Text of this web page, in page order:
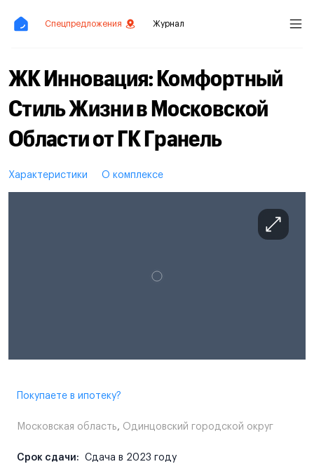
Спецпредложения Журнал
ЖК Инновация: Комфортный
Стиль Жизни в Московской
Области от ГК Гранель
Характеристики О комплексе
Покупаете в ипотеку?
Московская область, Одинцовский городской округ
Срок сдачи: Сдача в 2023 году